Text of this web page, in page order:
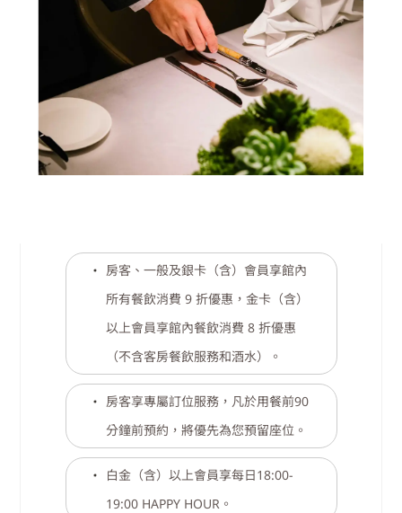
房客、一般及銀卡（含）會員享館內
所有餐飲消費 9 折優惠，金卡（含）
以上會員享館內餐飲消費 8 折優惠
（不含客房餐飲服務和酒水）。
房客享專屬訂位服務，凡於用餐前90
分鐘前預約，將優先為您預留座位。
白金（含）以上會員享每日18:00-
19:00 HAPPY HOUR。